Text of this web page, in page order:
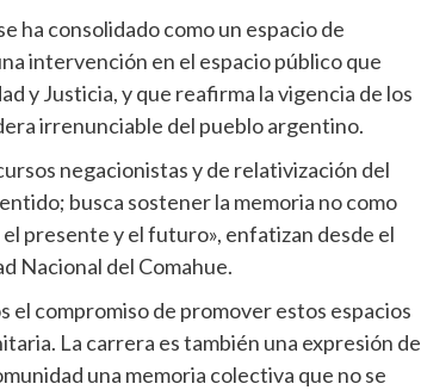
ha consolidado como un espacio de
intervención en el espacio público que
y Justicia, y que reafirma la vigencia de los
irrenunciable del pueblo argentino.
negacionistas y de relativización del
busca sostener la memoria no como
presente y el futuro», enfatizan desde el
Nacional del Comahue.
el compromiso de promover estos espacios
La carrera es también una expresión de
una memoria colectiva que no se